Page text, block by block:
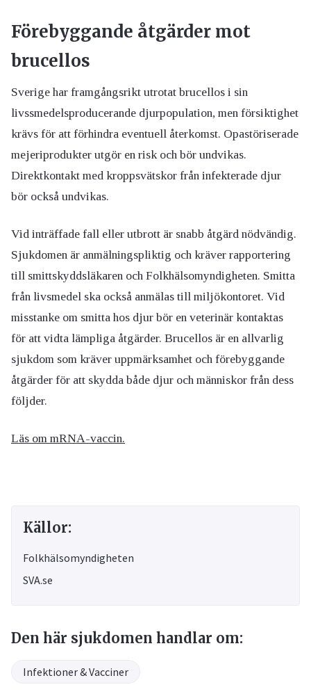
Förebyggande åtgärder mot
brucellos
Sverige har framgångsrikt utrotat brucellos i sin
livssmedelsproducerande djurpopulation, men försiktighet
krävs för att förhindra eventuell återkomst. Opastöriserade
mejeriprodukter utgör en risk och bör undvikas.
Direktkontakt med kroppsvätskor från infekterade djur
bör också undvikas.
Vid inträffade fall eller utbrott är snabb åtgärd nödvändig.
Sjukdomen är anmälningspliktig och kräver rapportering
till smittskyddsläkaren och Folkhälsomyndigheten. Smitta
från livsmedel ska också anmälas till miljökontoret. Vid
misstanke om smitta hos djur bör en veterinär kontaktas
för att vidta lämpliga åtgärder. Brucellos är en allvarlig
sjukdom som kräver uppmärksamhet och förebyggande
åtgärder för att skydda både djur och människor från dess
följder.
Läs om mRNA-vaccin.
Källor:
Folkhälsomyndigheten
SVA.se
Den här sjukdomen handlar om:
Infektioner & Vacciner